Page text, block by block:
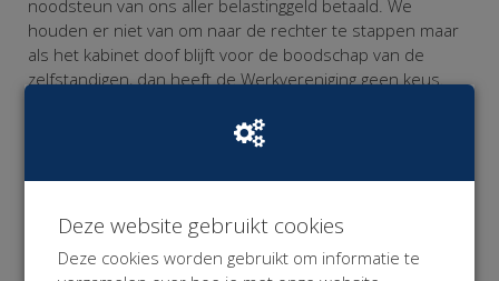
noodsteun van ons aller belastinggeld betaald. We
houden er niet van om naar de rechter te stappen maar
als het kabinet doof blijft voor de boodschap van de
zelfstandigen, dan heeft de Werkvereniging geen keus.
Wij gunnen alle werkenden die getroffen worden door de
Corona Maatregelen gepaste en proportionele
middelen beschikt om deze rechtszaak te bekostigen,
hebben we deze
crowd funding campagne
opgezet.
Deze website gebruikt cookies
Deze cookies worden gebruikt om informatie te